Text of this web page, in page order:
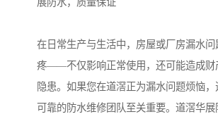
展防水，质量保证
在日常生产与生活中，房屋或厂房漏水
疼——不仅影响正常使用，还可能造成财
隐患。如果您在道滘正为漏水问题烦恼
可靠的防水维修团队至关重要。道滘华